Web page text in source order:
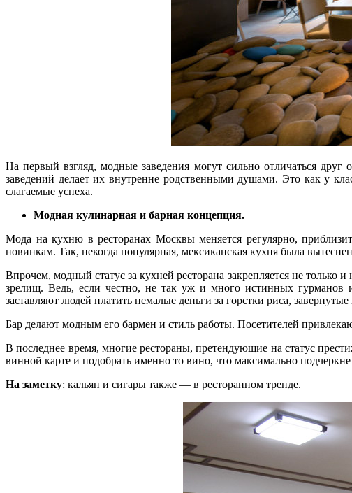
На первый взгляд, модные заведения могут сильно отличаться
заведений делает их внутренне родственными душами. Это как у
слагаемые успеха.
Модная кулинарная и барная концепция.
Мода на кухню в ресторанах Москвы меняется регулярно,
новинкам. Так, некогда популярная, мексиканская кухня была
Впрочем, модный статус за кухней ресторана закрепляется не
зрелищ. Ведь, если честно, не так уж и много истинных гурманов
заставляют людей платить немалые деньги за горстки риса,
Бар делают модным его бармен и стиль работы. Посетителей
В последнее время, многие рестораны, претендующие на статус
винной карте и подобрать именно то вино, что максимально
На заметку: кальян и сигары также — в ресторанном тренде.